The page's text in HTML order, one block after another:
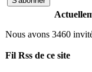
Nous avons 3460
Fil Rss de ce site